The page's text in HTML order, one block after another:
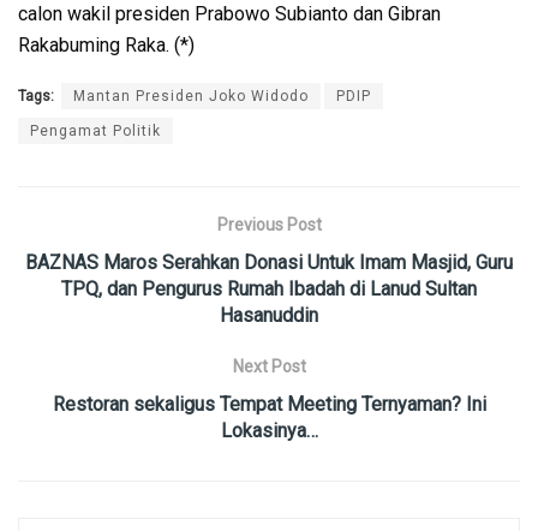
calon wakil presiden Prabowo Subianto dan Gibran
Rakabuming Raka. (*)
Tags: Mantan Presiden Joko Widodo PDIP
Pengamat Politik
Previous Post
BAZNAS Maros Serahkan Donasi Untuk Imam Masjid, Guru
TPQ, dan Pengurus Rumah Ibadah di Lanud Sultan
Hasanuddin
Next Post
Restoran sekaligus Tempat Meeting Ternyaman? Ini
Lokasinya…